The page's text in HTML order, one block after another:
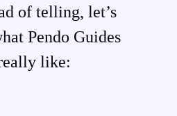
of telling, let’s
Pendo Guides
like: